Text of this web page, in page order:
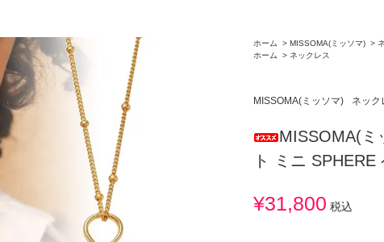
ホーム > MISSOMA(ミッソマ) >
ホーム
> ネックレス
MISSOMA(ミッソマ) ネック
MISSOMA(ミ
ト ミニ
¥31,800 税込